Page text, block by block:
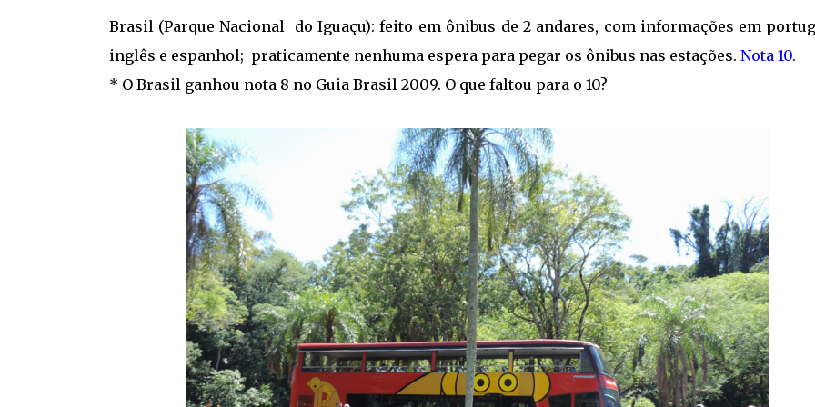
Brasil (Parque Nacional do Iguaçu): feito em ônibus de 2 andares, com informações em
inglês e espanhol; praticamente nenhuma espera para pegar os ônibus nas estações. Nota 10.
* O Brasil ganhou nota 8 no Guia Brasil 2009. O que faltou para o 10?